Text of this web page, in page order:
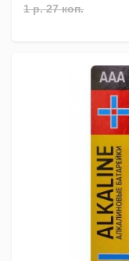
1 р. 27 коп.